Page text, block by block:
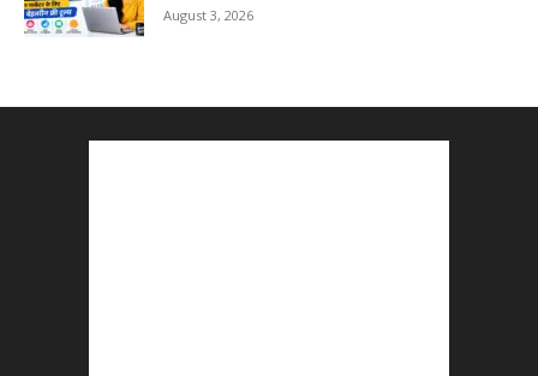
August 3, 2026